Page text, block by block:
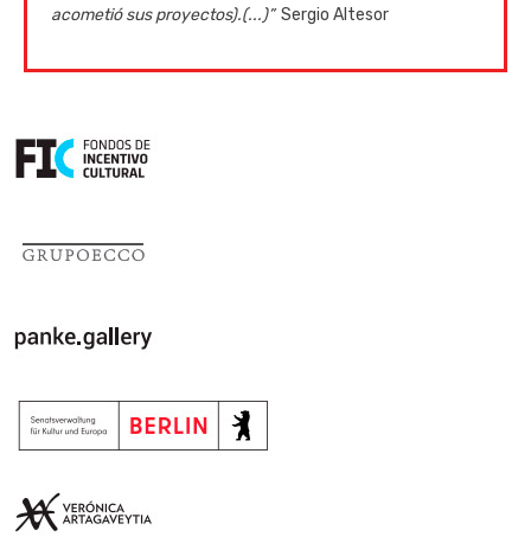
acometió sus proyectos).(...)”Sergio Altesor